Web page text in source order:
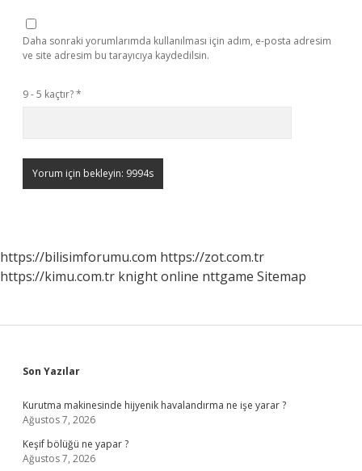
Daha sonraki yorumlarımda kullanılması için adım, e-posta adresim
ve site adresim bu tarayıcıya kaydedilsin.
9 - 5 kaçtır?*
https://bilisimforumu.com https://zot.com.tr
https://kimu.com.tr knight online nttgame Sitemap
Sidebar
Son Yazılar
Kurutma makinesinde hijyenik havalandırma ne işe yarar ?
Ağustos 7, 2026
Keşif bölüğü ne yapar ?
Ağustos 7, 2026